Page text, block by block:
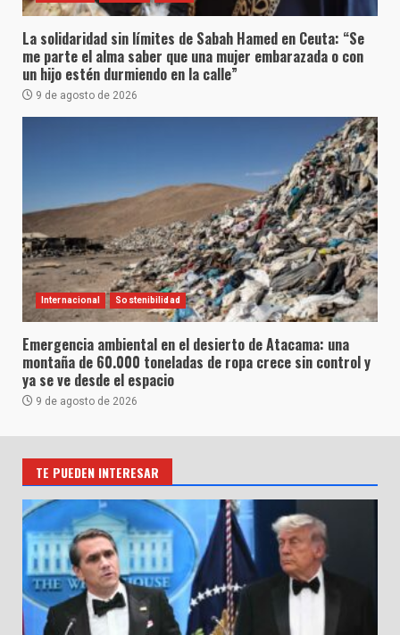
La solidaridad sin límites de Sabah Hamed en Ceuta: “Se
me parte el alma saber que una mujer embarazada o con
un hijo estén durmiendo en la calle”
9 de agosto de 2026
Internacional Sostenibilidad
Emergencia ambiental en el desierto de Atacama: una
montaña de 60.000 toneladas de ropa crece sin control y
ya se ve desde el espacio
9 de agosto de 2026
TE PUEDEN INTERESAR